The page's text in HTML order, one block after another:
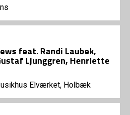
feat. Randi Laubek,
Ljunggren, Henriette
Elværket, Holbæk